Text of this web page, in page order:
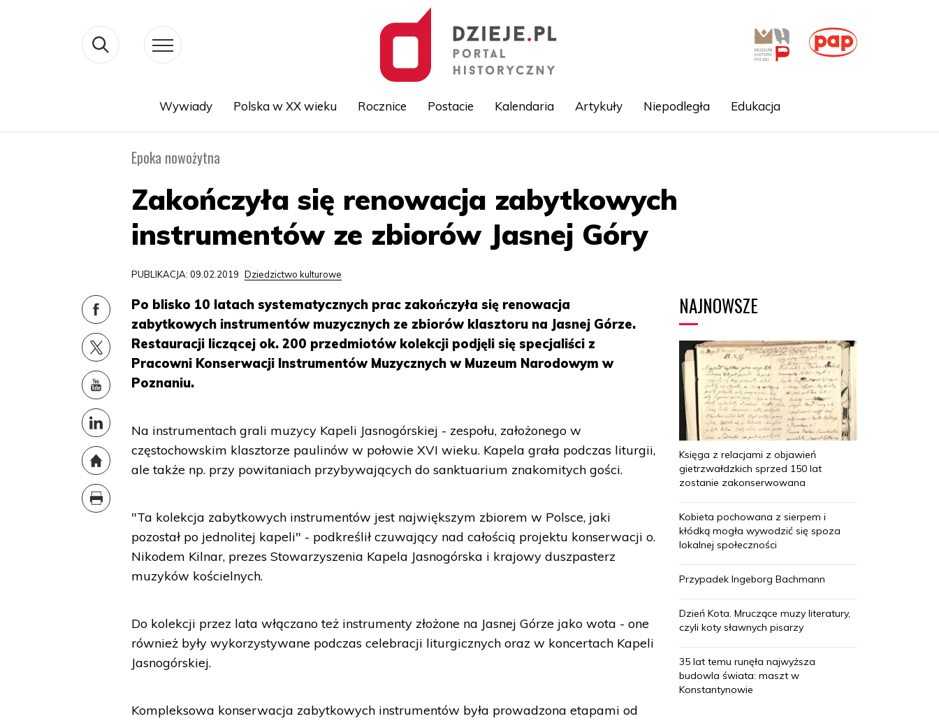
Wywiady Polska w XX wieku Rocznice Postacie Kalendaria Artykuły Niepodległa Edukacja
Epoka nowożytna
Zakończyła się renowacja zabytkowych
instrumentów ze zbiorów Jasnej Góry
PUBLIKACJA: 09.02.2019 Dziedzictwo kulturowe
Po blisko 10 latach systematycznych prac zakończyła się renowacja
zabytkowych instrumentów muzycznych ze zbiorów klasztoru na Jasnej Górze.
Restauracji liczącej ok. 200 przedmiotów kolekcji podjęli się specjaliści z
Pracowni Konserwacji Instrumentów Muzycznych w Muzeum Narodowym w
Poznaniu.
Na instrumentach grali muzycy Kapeli Jasnogórskiej - zespołu, założonego w
częstochowskim klasztorze paulinów w połowie XVI wieku. Kapela grała podczas liturgii,
ale także np. przy powitaniach przybywających do sanktuarium znakomitych gości.
"Ta kolekcja zabytkowych instrumentów jest największym zbiorem w Polsce, jaki
pozostał po jednolitej kapeli" - podkreślił czuwający nad całością projektu konserwacji o.
Nikodem Kilnar, prezes Stowarzyszenia Kapela Jasnogórska i krajowy duszpasterz
muzyków kościelnych.
Do kolekcji przez lata włączano też instrumenty złożone na Jasnej Górze jako wota - one
również były wykorzystywane podczas celebracji liturgicznych oraz w koncertach Kapeli
Jasnogórskiej.
Kompleksowa konserwacja zabytkowych instrumentów była prowadzona etapami od
NAJNOWSZE
Księga z relacjami z objawień
gietrzwałdzkich sprzed 150 lat
zostanie zakonserwowana
Kobieta pochowana z sierpem i
kłódką mogła wywodzić się spoza
lokalnej społeczności
Przypadek Ingeborg Bachmann
Dzień Kota. Mruczące muzy literatury,
czyli koty sławnych pisarzy
35 lat temu runęła najwyższa
budowla świata: maszt w
Konstantynowie